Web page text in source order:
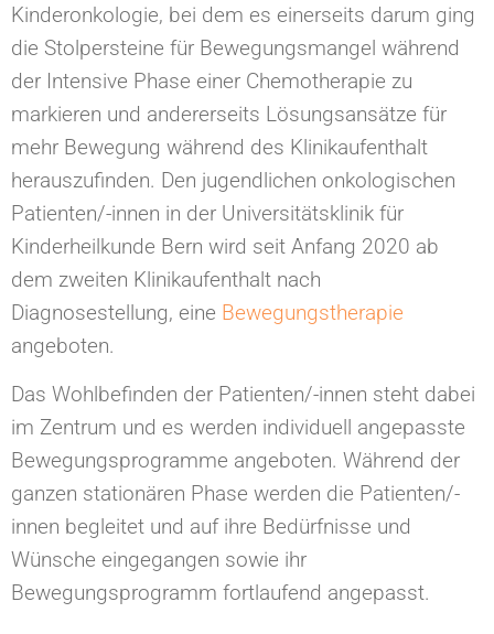
Kinderonkologie, bei dem es einerseits darum ging
die Stolpersteine für Bewegungsmangel während
der Intensive Phase einer Chemotherapie zu
markieren und andererseits Lösungsansätze für
mehr Bewegung während des Klinikaufenthalt
herauszufinden. Den jugendlichen onkologischen
Patienten/-innen in der Universitätsklinik für
Kinderheilkunde Bern wird seit Anfang 2020 ab
dem zweiten Klinikaufenthalt nach
Diagnosestellung, eine Bewegungstherapie
angeboten.
Das Wohlbefinden der Patienten/-innen steht dabei
im Zentrum und es werden individuell angepasste
Bewegungsprogramme angeboten. Während der
ganzen stationären Phase werden die Patienten/-
innen begleitet und auf ihre Bedürfnisse und
Wünsche eingegangen sowie ihr
Bewegungsprogramm fortlaufend angepasst.